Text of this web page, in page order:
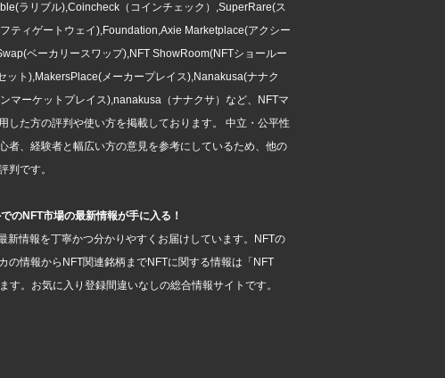
ラリブル),Coincheck（コインチェック）,SuperRare(ス
ティゲートウェイ),Foundation,Axie Marketplace(アクシー
ベーカリースワップ),NFT ShowRoom(NFTショールー
ット),MakersPlace(メーカープレイス),Nanakusa(ナナク
マーケットプレイス),nanakusa（ナナクサ）など、NFTマ
した方の評判や使い方を掲載しております。 中立・公平性
者、経験者と幅広い方の意見を参考にしているため、他の
判です。
のNFT市場の最新情報が手に入る！
新情報を丁寧かつ分かりやすくお届けしています。NFTの
の情報からNFT関連銘柄までNFTに関する情報は「NFT
す。お気に入り登録間違いなしの総合情報サイトです。